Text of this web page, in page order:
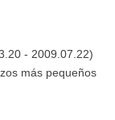
- 2009.07.22)
más pequeños